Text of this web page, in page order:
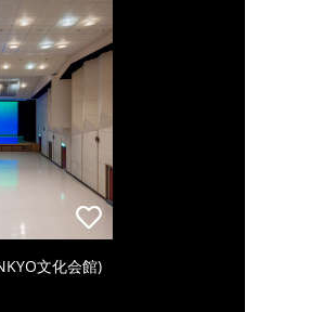
文化会館)